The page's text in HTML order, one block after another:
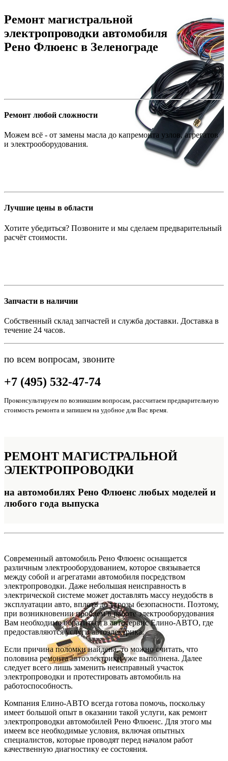
Ремонт магистральной
электропроводки автомобиля
Рено Флюенс в Зеленограде
Ремонт любой сложности
Можем всё - от замены масла до капремонта узлов, агрегатов
и электрооборудования.
Лучшие цены в области
Хотите убедиться? Позвоните и мы сделаем предварительный
расчёт стоимости.
Запчасти в наличии
Собственный склад запчастей и служба доставки. Доставка в
течение 24 часов.
по всем вопросам, звоните
+7 (495) 532-47-74
Проконсультируем по возникшим вопросам, рассчитаем предварительную
стоимость ремонта и запишем на удобное для Вас время.
РЕМОНТ МАГИСТРАЛЬНОЙ
ЭЛЕКТРОПРОВОДКИ
на автомобилях Рено Флюенс любых моделей и
любого года выпуска
Современный автомобиль Рено Флюенс оснащается
различным электрооборудованием, которое связывается
между собой и агрегатами автомобиля посредством
электропроводки. Даже небольшая неисправность в
электрической системе может доставлять массу неудобств в
эксплуатации авто, вплоть до угрозы безопасности. Поэтому,
при возникновении проблем в работе электрооборудования
Вам необходимо обратиться в автосервис Елино-АВТО, где
предоставляются услуги автоэлектрика.
Если причина поломки найдена, то можно считать, что
половина ремонта автоэлектрики уже выполнена. Далее
следует всего лишь заменить неисправный участок
электропроводки и протестировать автомобиль на
работоспособность.
Компания Елино-АВТО всегда готова помочь, поскольку
имеет большой опыт в оказании такой услуги, как ремонт
электропроводки автомобилей Рено Флюенс. Для этого мы
имеем все необходимые условия, включая опытных
специалистов, которые проводят перед началом работ
качественную диагностику ее состояния.